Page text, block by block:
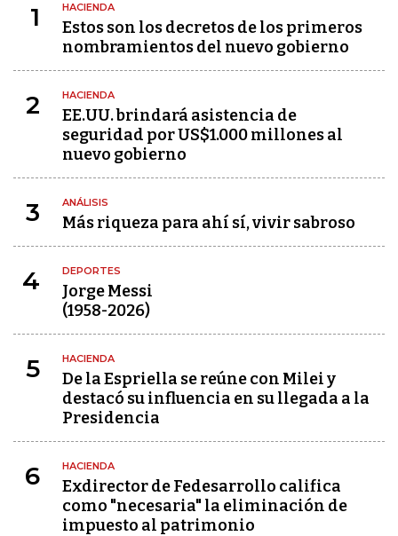
1 HACIENDA
Estos son los decretos de los primeros
nombramientos del nuevo gobierno
2 HACIENDA
EE.UU. brindará asistencia de
seguridad por US$1.000 millones al
nuevo gobierno
3 ANÁLISIS
Más riqueza para ahí sí, vivir sabroso
4 DEPORTES
Jorge Messi
(1958-2026)
5 HACIENDA
De la Espriella se reúne con Milei y
destacó su influencia en su llegada a la
Presidencia
6 HACIENDA
Exdirector de Fedesarrollo califica
como "necesaria" la eliminación de
impuesto al patrimonio